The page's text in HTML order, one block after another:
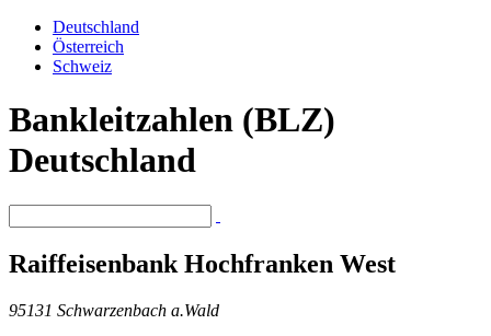
Deutschland
Österreich
Schweiz
Bankleitzahlen (BLZ)
Deutschland
Raiffeisenbank Hochfranken West
95131 Schwarzenbach a.Wald